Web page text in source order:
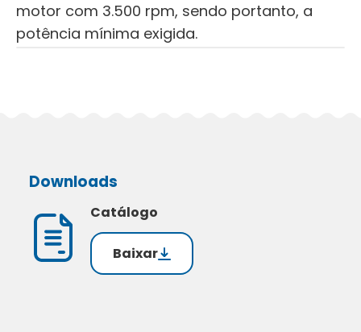
motor com 3.500 rpm, sendo portanto, a
potência mínima exigida.
Downloads
Catálogo
Baixar